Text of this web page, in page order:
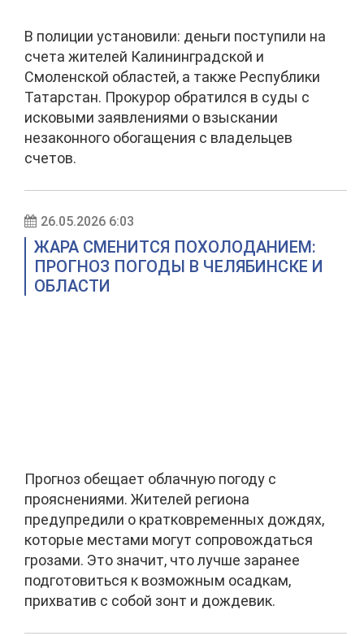
В полиции установили: деньги поступили на
счета жителей Калининградской и
Смоленской областей, а также Республики
Татарстан. Прокурор обратился в суды с
исковыми заявлениями о взыскании
незаконного обогащения с владельцев
счетов.
26.05.2026 6:03
ЖАРА СМЕНИТСЯ ПОХОЛОДАНИЕМ:
ПРОГНОЗ ПОГОДЫ В ЧЕЛЯБИНСКЕ И
ОБЛАСТИ
Прогноз обещает облачную погоду с
прояснениями. Жителей региона
предупредили о кратковременных дождях,
которые местами могут сопровождаться
грозами. Это значит, что лучше заранее
подготовиться к возможным осадкам,
прихватив с собой зонт и дождевик.